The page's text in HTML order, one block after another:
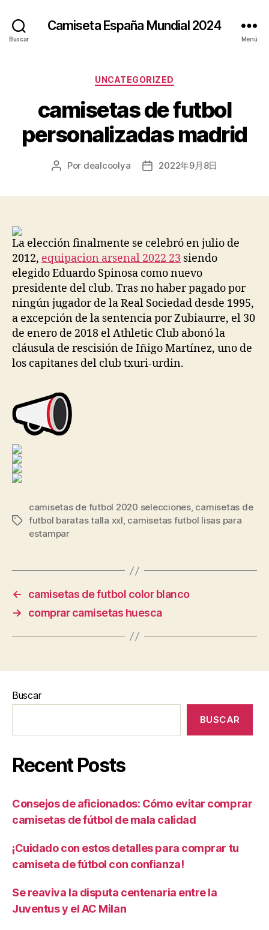
Buscar
Camiseta España Mundial 2024
Menú
Categorías
UNCATEGORIZED
camisetas de futbol
personalizadas madrid
Autor
Por dealcoolya
Fecha2022年9月8日
La elección finalmente se celebró en julio de
2012, equipacion arsenal 2022 23 siendo
elegido Eduardo Spinosa como nuevo
presidente del club. Tras no haber pagado por
ningún jugador de la Real Sociedad desde 1995,
a excepción de la sentencia por Zubiaurre, el 30
de enero de 2018 el Athletic Club abonó la
cláusula de rescisión de Iñigo Martínez, uno de
los capitanes del club txuri-urdin.
Etiquetas
camisetas de futbol 2020 selecciones, camisetas de
futbol baratas talla xxl, camisetas futbol lisas para
estampar
←
camisetas de futbol color blanco
→
comprar camisetas huesca
Buscar
BUSCAR
Recent Posts
Consejos de aficionados: Cómo evitar comprar
camisetas de fútbol de mala calidad
¡Cuidado con estos detalles para comprar tu
camiseta de fútbol con confianza!
Se reaviva la disputa centenaria entre la
Juventus y el AC Milan